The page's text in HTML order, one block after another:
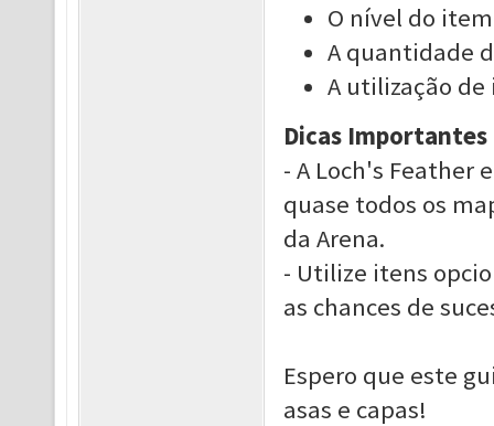
O nível do
A quantidade
A utilização
Dicas Importantes
- A Loch's Feather
quase todos os
da Arena.
- Utilize itens
as chances de
Espero que este
asas e capas!